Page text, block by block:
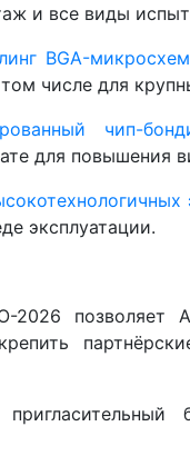
и все виды
BGA-микросхем
числе для
чип-
для повышения
эксплуатации.
позволяет